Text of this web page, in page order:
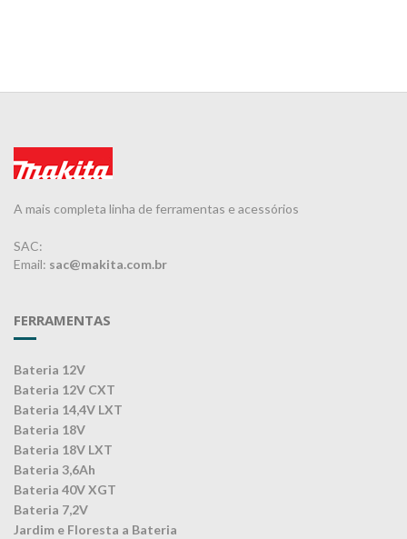
A mais completa linha de ferramentas e acessórios
SAC:
Email: sac@makita.com.br
FERRAMENTAS
Bateria 12V
Bateria 12V CXT
Bateria 14,4V LXT
Bateria 18V
Bateria 18V LXT
Bateria 3,6Ah
Bateria 40V XGT
Bateria 7,2V
Jardim e Floresta a Bateria